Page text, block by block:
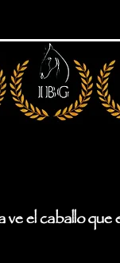
el caballo que